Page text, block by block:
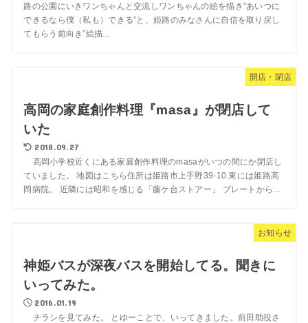
路の公園にいきワンちゃんと交流しワンちゃんの絵を描き”あいつに
できるなら僕（私も）できる”と、姫路のみなさんに自信を取り戻し
てもらう前向き”絵描...
開店・閉店
高岡の家庭創作料理『masa』が閉店して
いた
2018.09.27
高岡小学校近くにある家庭創作料理のmasaがいつの間にか閉店し
ていました。 地図はこちら住所は姫路市上手野39-10 東には姫路高
岡病院。 近隣には昭和を感じる「藤ケ台ストアー」 プレートから...
お知らせ
神姫バスが深夜バスを開始してる。聞きに
いってみた。
2016.01.19
チラシを見てみた。 とゆーことで、いってきました。前田助役さ